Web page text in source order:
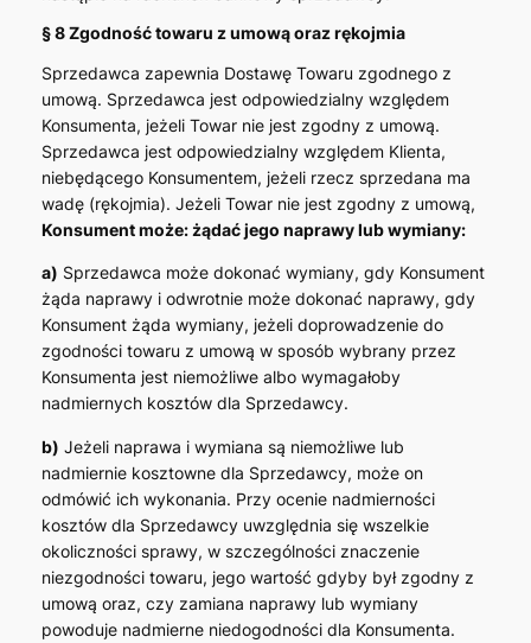
§ 8 Zgodność towaru z umową oraz rękojmia
Sprzedawca zapewnia Dostawę Towaru zgodnego z
umową. Sprzedawca jest odpowiedzialny względem
Konsumenta, jeżeli Towar nie jest zgodny z umową.
Sprzedawca jest odpowiedzialny względem Klienta,
niebędącego Konsumentem, jeżeli rzecz sprzedana ma
wadę (rękojmia). Jeżeli Towar nie jest zgodny z umową,
Konsument może: żądać jego naprawy lub wymiany:
a) Sprzedawca może dokonać wymiany, gdy Konsument
żąda naprawy i odwrotnie może dokonać naprawy, gdy
Konsument żąda wymiany, jeżeli doprowadzenie do
zgodności towaru z umową w sposób wybrany przez
Konsumenta jest niemożliwe albo wymagałoby
nadmiernych kosztów dla Sprzedawcy.
b) Jeżeli naprawa i wymiana są niemożliwe lub
nadmiernie kosztowne dla Sprzedawcy, może on
odmówić ich wykonania. Przy ocenie nadmierności
kosztów dla Sprzedawcy uwzględnia się wszelkie
okoliczności sprawy, w szczególności znaczenie
niezgodności towaru, jego wartość gdyby był zgodny z
umową oraz, czy zamiana naprawy lub wymiany
powoduje nadmierne niedogodności dla Konsumenta.